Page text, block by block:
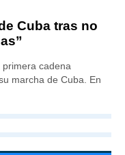
Cuba tras no
cadena
marcha de Cuba. En